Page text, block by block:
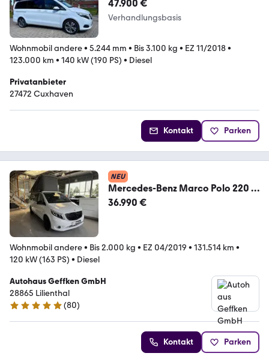
47.900 €
Verhandlungsbasis
Wohnmobil andere• 5.244 mm • Bis 3.100 kg • EZ 11/2018•
123.000 km • 140 kW (190 PS) • Diesel
Privatanbieter
27472 Cuxhaven
Kontakt Parken
NEU
Mercedes-Benz Marco Polo 220 d
ACTIVITY EDITION, AHK, Kamera!
36.990 €
Wohnmobil andere• Bis 2.000 kg • EZ 04/2019 • 131.514 km •
120 kW (163 PS) • Diesel
Autohaus Geffken GmbH
28865 Lilienthal
4.8 Sterne
(80)
Kontakt Parken